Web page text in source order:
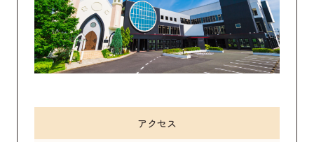
アクセス